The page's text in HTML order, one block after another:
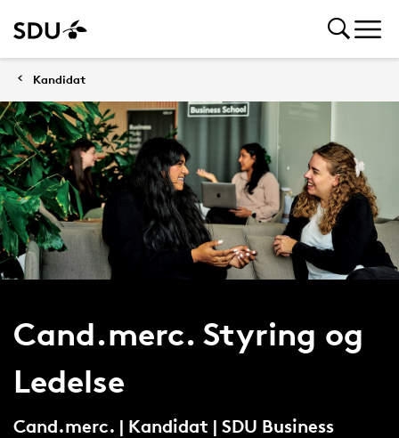
Kandidat
Cand.merc. Styring og
Ledelse
Cand.merc. | Kandidat | SDU Business